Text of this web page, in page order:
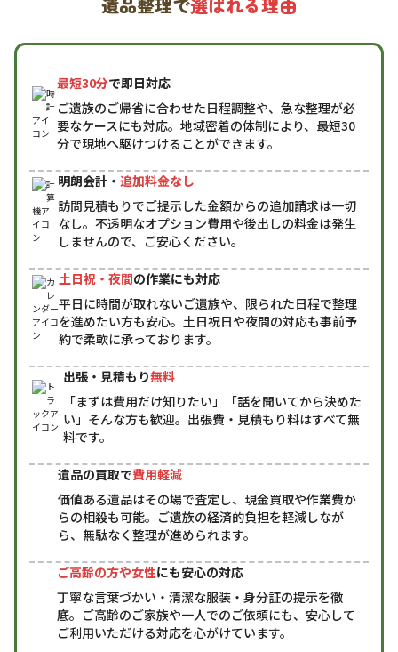
最短30分で即日対応
ご遺族のご帰省に合わせた日程調整や、急な整理が必
要なケースにも対応。地域密着の体制により、最短30
分で現地へ駆けつけることができます。
明朗会計・追加料金なし
訪問見積もりでご提示した金額からの追加請求は一切
なし。不透明なオプション費用や後出しの料金は発生
しませんので、ご安心ください。
土日祝・夜間の作業にも対応
平日に時間が取れないご遺族や、限られた日程で整理
を進めたい方も安心。土日祝日や夜間の対応も事前予
約で柔軟に承っております。
出張・見積もり無料
「まずは費用だけ知りたい」「話を聞いてから決めた
い」そんな方も歓迎。出張費・見積もり料はすべて無
料です。
遺品の買取で費用軽減
価値ある遺品はその場で査定し、現金買取や作業費か
らの相殺も可能。ご遺族の経済的負担を軽減しなが
ら、無駄なく整理が進められます。
ご高齢の方や女性にも安心の対応
丁寧な言葉づかい・清潔な服装・身分証の提示を徹
底。ご高齢のご家族や一人でのご依頼にも、安心して
ご利用いただける対応を心がけています。